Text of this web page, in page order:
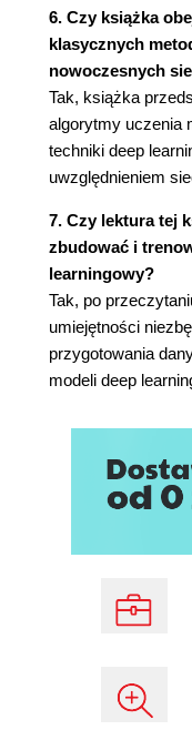
Rozmiar
Dane uczące,
Trzy
Dzielenie
Analiza danych
5. Budowanie
Kosaćce
Cyfry
Różne obrazy
Rozszerzanie
Sposoby
6. Klasyczne
Algorytm
6. Czy książka
klasycznych
nowoczesnych
Tak, książka
algorytmy uczenia
techniki deep
uwzględnieniem
7. Czy lektura tej
zbudować i
learningowy?
Tak, po
umiejętności
przygotowania
modeli deep